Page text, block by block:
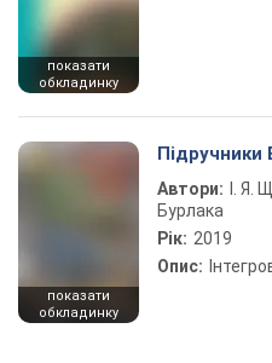
показати
обкладинку
показати
обкладинку
Підручники
Автори:
І. Я.
Бурлака
Рік: 2019
Опис: